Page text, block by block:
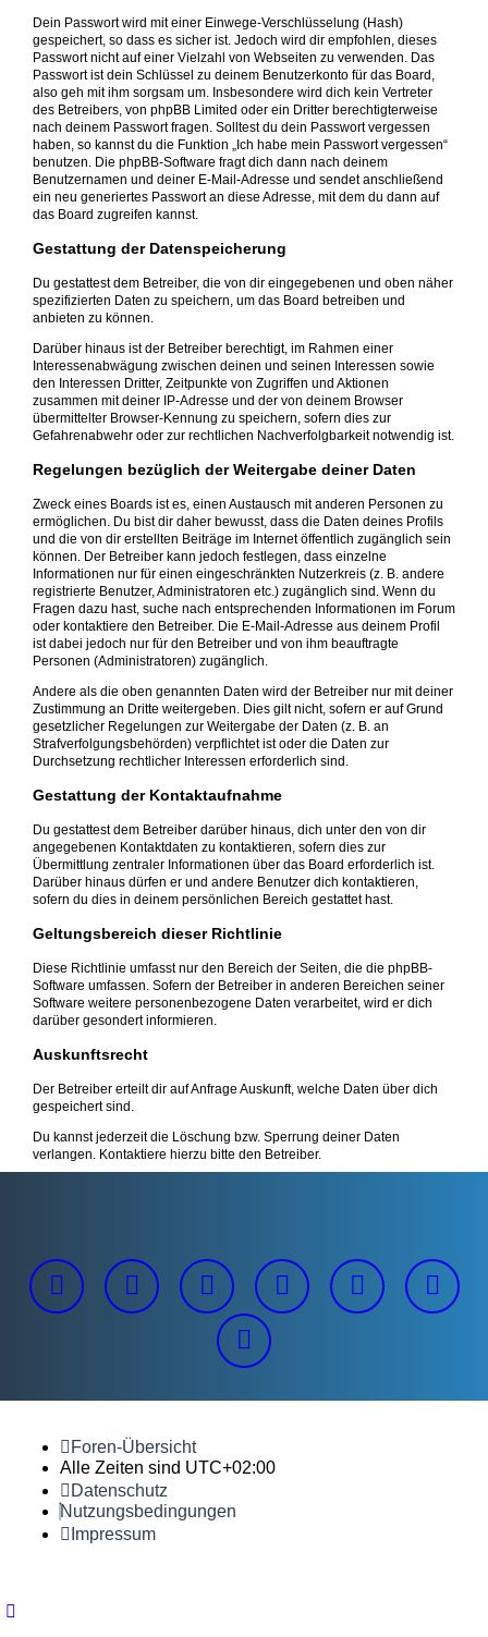
Dein Passwort wird mit einer Einwege-Verschlüsselung (Hash)
gespeichert, so dass es sicher ist. Jedoch wird dir empfohlen, dieses
Passwort nicht auf einer Vielzahl von Webseiten zu verwenden. Das
Passwort ist dein Schlüssel zu deinem Benutzerkonto für das Board,
also geh mit ihm sorgsam um. Insbesondere wird dich kein Vertreter
des Betreibers, von phpBB Limited oder ein Dritter berechtigterweise
nach deinem Passwort fragen. Solltest du dein Passwort vergessen
haben, so kannst du die Funktion „Ich habe mein Passwort vergessen“
benutzen. Die phpBB-Software fragt dich dann nach deinem
Benutzernamen und deiner E-Mail-Adresse und sendet anschließend
ein neu generiertes Passwort an diese Adresse, mit dem du dann auf
das Board zugreifen kannst.
Gestattung der Datenspeicherung
Du gestattest dem Betreiber, die von dir eingegebenen und oben näher
spezifizierten Daten zu speichern, um das Board betreiben und
anbieten zu können.
Darüber hinaus ist der Betreiber berechtigt, im Rahmen einer
Interessenabwägung zwischen deinen und seinen Interessen sowie
den Interessen Dritter, Zeitpunkte von Zugriffen und Aktionen
zusammen mit deiner IP-Adresse und der von deinem Browser
übermittelter Browser-Kennung zu speichern, sofern dies zur
Gefahrenabwehr oder zur rechtlichen Nachverfolgbarkeit notwendig ist.
Regelungen bezüglich der Weitergabe deiner Daten
Zweck eines Boards ist es, einen Austausch mit anderen Personen zu
ermöglichen. Du bist dir daher bewusst, dass die Daten deines Profils
und die von dir erstellten Beiträge im Internet öffentlich zugänglich sein
können. Der Betreiber kann jedoch festlegen, dass einzelne
Informationen nur für einen eingeschränkten Nutzerkreis (z. B. andere
registrierte Benutzer, Administratoren etc.) zugänglich sind. Wenn du
Fragen dazu hast, suche nach entsprechenden Informationen im Forum
oder kontaktiere den Betreiber. Die E-Mail-Adresse aus deinem Profil
ist dabei jedoch nur für den Betreiber und von ihm beauftragte
Personen (Administratoren) zugänglich.
Andere als die oben genannten Daten wird der Betreiber nur mit deiner
Zustimmung an Dritte weitergeben. Dies gilt nicht, sofern er auf Grund
gesetzlicher Regelungen zur Weitergabe der Daten (z. B. an
Strafverfolgungsbehörden) verpflichtet ist oder die Daten zur
Durchsetzung rechtlicher Interessen erforderlich sind.
Gestattung der Kontaktaufnahme
Du gestattest dem Betreiber darüber hinaus, dich unter den von dir
angegebenen Kontaktdaten zu kontaktieren, sofern dies zur
Übermittlung zentraler Informationen über das Board erforderlich ist.
Darüber hinaus dürfen er und andere Benutzer dich kontaktieren,
sofern du dies in deinem persönlichen Bereich gestattet hast.
Geltungsbereich dieser Richtlinie
Diese Richtlinie umfasst nur den Bereich der Seiten, die die phpBB-
Software umfassen. Sofern der Betreiber in anderen Bereichen seiner
Software weitere personenbezogene Daten verarbeitet, wird er dich
darüber gesondert informieren.
Auskunftsrecht
Der Betreiber erteilt dir auf Anfrage Auskunft, welche Daten über dich
gespeichert sind.
Du kannst jederzeit die Löschung bzw. Sperrung deiner Daten
verlangen. Kontaktiere hierzu bitte den Betreiber.
Foren-Übersicht
Alle Zeiten sind UTC+02:00
Datenschutz
Nutzungsbedingungen
Impressum